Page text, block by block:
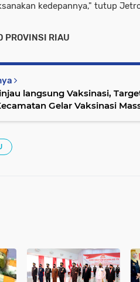
kedepannya," tutup
PROVINSI RIAU
langsung Vaksinasi,
Gelar Vaksinasi